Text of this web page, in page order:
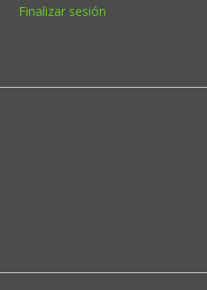
Finalizar sesión